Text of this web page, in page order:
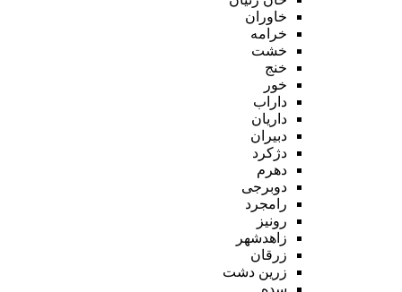
خاوران
خرامه
خشت
خنج
خور
داراب
داریان
دبیران
دژکرد
دهرم
دوبرجی
رامجرد
رونیز
زاهدشهر
زرقان
زرین دشت
سده